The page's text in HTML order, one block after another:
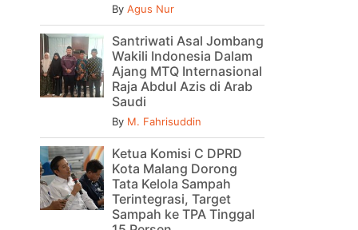
By Agus Nur
Santriwati Asal Jombang
Wakili Indonesia Dalam
Ajang MTQ Internasional
Raja Abdul Azis di Arab
Saudi
By M. Fahrisuddin
Ketua Komisi C DPRD
Kota Malang Dorong
Tata Kelola Sampah
Terintegrasi, Target
Sampah ke TPA Tinggal